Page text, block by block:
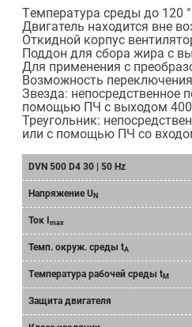
Tемпература среды до 120
Двигатель находится вне
Oткидной корпус
Поддон для сбора жира с
Для применения с
Возможность
Звезда: непосредственное
помощью ПЧ с выходом
Треугольник:
или с помощью ПЧ со
DVN 500 D4 30 | 50 Hz
Напряжение UN
Ток Imax
Темп. окруж. среды tA
Tемпературa рабочeй среды tM
Защита двигателя